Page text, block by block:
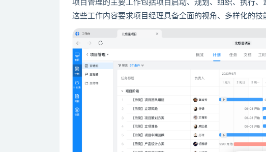
项目管理的主要工作包括项目启动、规划、组织、执行
这些工作内容要求项目经理具备全面的视角、多样化的技